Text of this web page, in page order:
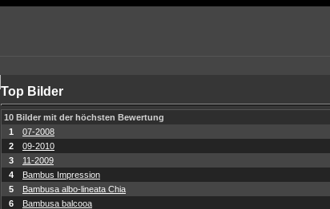
Top Bilder
10 Bilder mit der höchsten Bewertung
1
07-2008
2
09-2010
3
11-2009
4
Bambus Impression
5
Bambusa albo-lineata Chia
6
Bambusa balcooa